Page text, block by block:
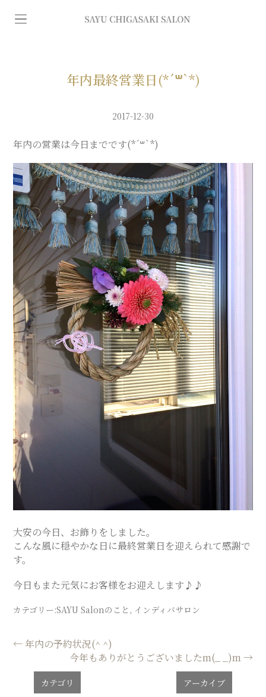
イ
デ
バ
専
門
エ
ス
テ
サ
ロ
ン
SAYU
CHIGASAKI
SALON
年内最終営業日(*´꒳`*)
2017-12-30
年内の営業は今日までです(*´꒳`*)
大安の今日、お飾りをしました。
こんな風に穏やかな日に最終営業日を迎えられて感謝で
す。
今日もまた元気にお客様をお迎えします♪♪
カテゴリー:SAYU Salonのこと , インディバサロン
投
← 年内の予約状況(^ ^)
今年もありがとうございましたm(_ _)m →
カテゴリ アーカイブ